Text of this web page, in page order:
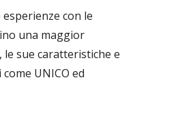
con le
una maggior
sue caratteristiche e
UNICO ed